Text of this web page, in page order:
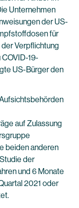
Unternehmen
der US-
für
Verpflichtung
19-
US-Bürger den
auf Zulassung
beiden anderen
der
und 6 Monate
2021 oder